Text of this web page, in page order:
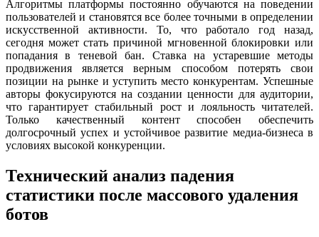
Алгоритмы платформы постоянно обучаются на поведении
пользователей и становятся все более точными в определении
искусственной активности. То, что работало год назад,
сегодня может стать причиной мгновенной блокировки или
попадания в теневой бан. Ставка на устаревшие методы
продвижения является верным способом потерять свои
позиции на рынке и уступить место конкурентам. Успешные
авторы фокусируются на создании ценности для аудитории,
что гарантирует стабильный рост и лояльность читателей.
Только качественный контент способен обеспечить
долгосрочный успех и устойчивое развитие медиа-бизнеса в
условиях высокой конкуренции.
Технический анализ падения
статистики после массового удаления
ботов